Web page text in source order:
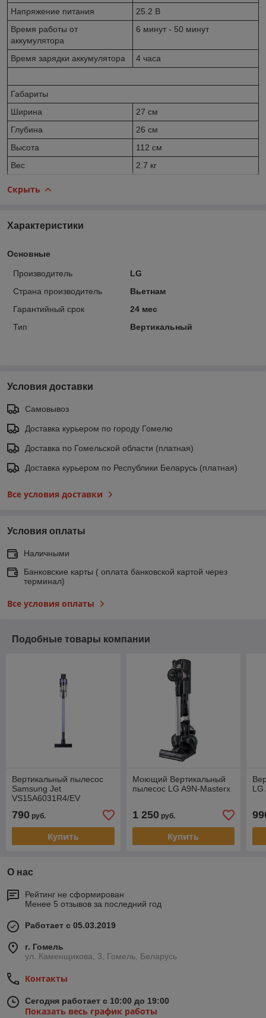
Напряжение питания
25.2 В
Время работы от
аккумулятора
6 минут - 50 минут
Время зарядки аккумулятора 4 часа
Габариты
Ширина
27 см
Глубина
26 см
Высота
112 см
Вес
2.7 кг
Скрыть
Характеристики
Основные
Производитель
LG
Страна производитель
Вьетнам
Гарантийный срок
24 мес
Тип
Вертикальный
Условия доставки
Самовывоз
Доставка курьером по городу Гомелю
Доставка по Гомельской области (платная)
Доставка курьером по Республики Беларусь (платная)
Все условия доставки
Условия оплаты
Наличными
Банковские карты ( оплата банковской картой через
терминал)
Все условия оплаты
Подобные товары компании
Вертикальный пылесос
Samsung Jet
VS15A6031R4/EV
790 руб.
Купить
Моющий Вертикальный
пылесос LG A9N-Masterx
1 250руб.
Купить
LG
О нас
Рейтинг не сформирован
Менее 5 отзывов за последний год
Работает с 05.03.2019
г. Гомель
ул. Каменщикова, 3, Гомель, Беларусь
Контакты
Сегодня работает с 10:00 до 19:00
Показать весь график работы